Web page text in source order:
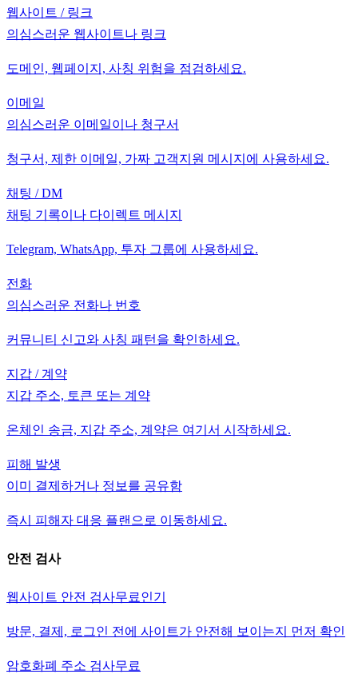
웹사이트 / 링크
의심스러운 웹사이트나 링크
도메인, 웹페이지, 사칭 위험을 점검하세요.
이메일
의심스러운 이메일이나 청구서
청구서, 제한 이메일, 가짜 고객지원 메시지에 사용하세요.
채팅 / DM
채팅 기록이나 다이렉트 메시지
Telegram, WhatsApp, 투자 그룹에 사용하세요.
전화
의심스러운 전화나 번호
커뮤니티 신고와 사칭 패턴을 확인하세요.
지갑 / 계약
지갑 주소, 토큰 또는 계약
온체인 송금, 지갑 주소, 계약은 여기서 시작하세요.
피해 발생
이미 결제하거나 정보를 공유함
즉시 피해자 대응 플랜으로 이동하세요.
안전 검사
웹사이트 안전 검사무료인기
방문, 결제, 로그인 전에 사이트가 안전해 보이는지 먼저 확인
암호화폐 주소 검사무료